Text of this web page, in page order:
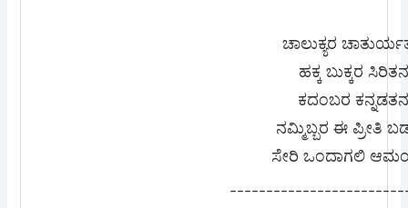
ಚಾಲುಕ್ಯರ
ಹಕ್ಕ ಬುಕ್ಕರ ಸಿರಿತನ
ಕದಂಬರ
ನಮ್ಮಿಬ್ಬರ ಈ ಪ್ರೀತಿ
ಸೇರಿ ಒಂದಾಗಲಿ